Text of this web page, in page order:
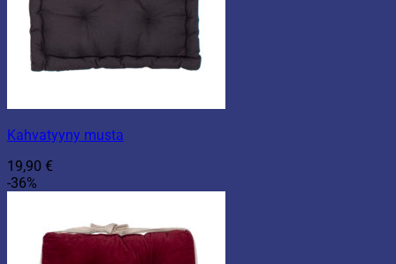
Kahvatyyny musta
19,90 €
-36%